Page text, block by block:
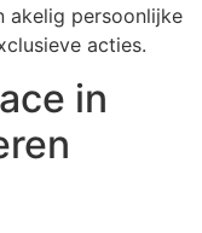
akelig persoonlijke
acties.
in